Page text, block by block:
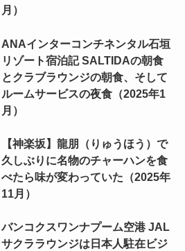
月）
ANAインターコンチネンタル石垣
リゾート宿泊記 SALTIDAの朝食
とクラブラウンジの朝食、そして
ルームサービスの夜食（2025年1
月）
【神楽坂】龍朋（りゅうほう）で
久しぶりに名物のチャーハンを食
べたら味が変わっていた（2025年
11月）
バンコクスワンナプーム空港 JAL
サクララウンジは日本人駐在ビジ